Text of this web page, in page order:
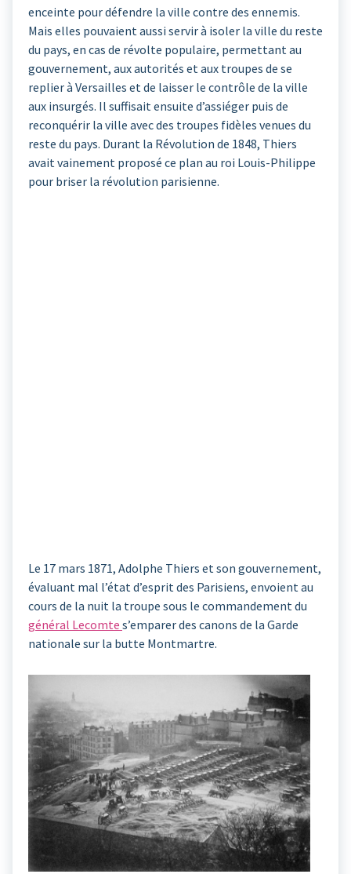
enceinte pour défendre la ville contre des ennemis.
Mais elles pouvaient aussi servir à isoler la ville du reste
du pays, en cas de révolte populaire, permettant au
gouvernement, aux autorités et aux troupes de se
replier à Versailles et de laisser le contrôle de la ville
aux insurgés. Il suffisait ensuite d’assiéger puis de
reconquérir la ville avec des troupes fidèles venues du
reste du pays. Durant la Révolution de 1848, Thiers
avait vainement proposé ce plan au roi Louis-Philippe
pour briser la révolution parisienne.
Le 17 mars 1871, Adolphe Thiers et son gouvernement,
évaluant mal l’état d’esprit des Parisiens, envoient au
cours de la nuit la troupe sous le commandement du
général Lecomte s’emparer des canons de la Garde
nationale sur la butte Montmartre.